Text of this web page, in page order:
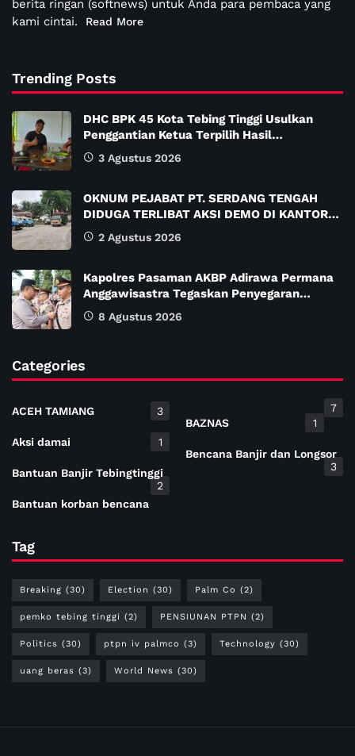
berita ringan (softnews) untuk Anda para pembaca yang
kami cintai.
Read More
Trending Posts
DHC BPK 45 Kota Tebing Tinggi Usulkan
Penggantian Ketua Terpilih Hasil…
3 Agustus 2026
OKNUM PEJABAT PT. SERDANG TENGAH
DIDUGA TERLIBAT AKSI DEMO DI KANTOR…
2 Agustus 2026
Kapolres Pasaman AKBP Adirawa Permana
Anggawisastra Tegaskan Penyegaran…
8 Agustus 2026
Categories
ACEH TAMIANG 3
Aksi damai 1
Bantuan Banjir Tebingtinggi
2
Bantuan korban bencana
7
BAZNAS
1
Bencana Banjir dan Longsor
3
Tag
Breaking (30) Election (30) Palm Co (2)
pemko tebing tinggi (2) PENSIUNAN PTPN (2)
Politics (30) ptpn iv palmco (3) Technology (30)
uang beras (3) World News (30)